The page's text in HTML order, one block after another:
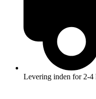
Levering inden for 2-4